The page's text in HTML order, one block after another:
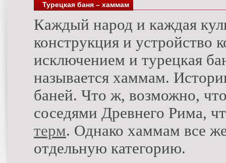
Турецкая баня – хаммам
Каждый народ и каждая
конструкция и устройство
исключением и турецкая
называется хаммам.
баней. Что ж, возможно,
соседями Древнего Рима,
терм. Однако хаммам все
отдельную категорию.